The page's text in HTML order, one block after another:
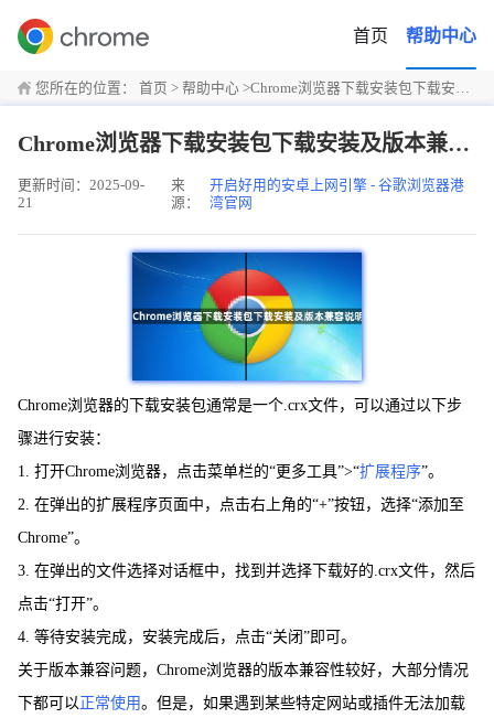
首页 帮助中心
您所在的位置： 首页 > 帮助中心 >Chrome浏览器下载安装包下载安装及版本兼容说明
Chrome浏览器下载安装包下载安装及版本兼容说明
更新时间：2025-09-
21
来
源：
开启好用的安卓上网引擎 - 谷歌浏览器港
湾官网
Chrome浏览器的下载安装包通常是一个.crx文件，可以通过以下步
骤进行安装：
1. 打开Chrome浏览器，点击菜单栏的“更多工具”>“扩展程序”。
2. 在弹出的扩展程序页面中，点击右上角的“+”按钮，选择“添加至
Chrome”。
3. 在弹出的文件选择对话框中，找到并选择下载好的.crx文件，然后
点击“打开”。
4. 等待安装完成，安装完成后，点击“关闭”即可。
关于版本兼容问题，Chrome浏览器的版本兼容性较好，大部分情况
下都可以 正常使用。但是，如果遇到某些特定网站或插件无法加载